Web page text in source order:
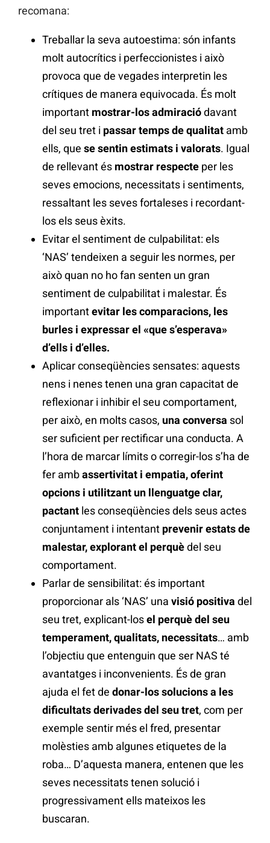
recomana:
Treballar la seva autoestima: són infants
molt autocrítics i perfeccionistes i això
provoca que de vegades interpretin les
crítiques de manera equivocada. És molt
important mostrar-los admiraciódavant
del seu tret i passar temps de qualitat amb
ells, que se sentin estimats i valorats. Igual
de rellevant és mostrar respecte per les
seves emocions, necessitats i sentiments,
ressaltant les seves fortaleses i recordant-
los els seus èxits.
Evitar el sentiment de culpabilitat: els
‘NAS’ tendeixen a seguir les normes, per
això quan no ho fan senten un gran
sentiment de culpabilitat i malestar. És
importantevitar les comparacions, les
burles i expressar el «que s’esperava»
d’ells i d’elles.
Aplicar conseqüències sensates: aquests
nens i nenes tenen una gran capacitat de
reflexionar i inhibir el seu comportament,
per això, en molts casos, una conversa sol
ser suficient per rectificar una conducta. A
l’hora de marcar límits o corregir-los s’ha de
fer ambassertivitat i empatia, oferint
opcions i utilitzant un llenguatge clar,
pactant les conseqüències dels seus actes
conjuntament i intentant prevenir estats de
malestar, explorant el perquèdel seu
comportament.
Parlar de sensibilitat: és important
proporcionar als ‘NAS’ una visió positiva del
seu tret, explicant-losel perquè del seu
temperament, qualitats, necessitats… amb
l’objectiu que entenguin que ser NAS té
avantatges i inconvenients. És de gran
ajuda el fet de donar-los solucions a les
dificultats derivades del seu tret, com per
exemple sentir més el fred, presentar
molèsties amb algunes etiquetes de la
roba… D’aquesta manera, entenen que les
seves necessitats tenen solució i
progressivament ells mateixos les
buscaran.